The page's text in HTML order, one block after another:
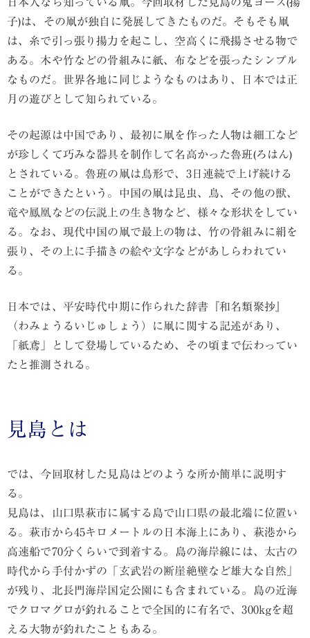
日本人なら知っている凧。今回取材した見島の鬼ヨーズ(揚
子)は、その凧が独自に発展してきたものだ。そもそも凧
は、糸で引っ張り揚力を起こし、空高くに飛揚させる物で
ある。木や竹などの骨組みに紙、布などを張ったシンプル
なものだ。世界各地に同じようなものはあり、日本では正
月の遊びとして知られている。
その起源は中国であり、最初に凧を作った人物は細工など
が珍しくて巧みな器具を制作して名高かった魯班(ろはん)
とされている。魯班の凧は鳥形で、3日連続で上げ続ける
ことができたという。中国の凧は昆虫、鳥、その他の獣、
竜や鳳凰などの伝説上の生き物など、様々な形状をしてい
る。なお、現代中国の凧で最上の物は、竹の骨組みに絹を
張り、その上に手描きの絵や文字などがあしらわれてい
る。
日本では、平安時代中期に作られた辞書『和名類聚抄』
（わみょうるいじゅしょう）に凧に関する記述があり、
「紙鳶」として登場しているため、その頃まで伝わってい
たと推測される。
見島とは
では、今回取材した見島はどのような所か簡単に説明す
る。
見島は、山口県萩市に属する島で山口県の最北端に位置い
る。萩市から45キロメートルの日本海上にあり、萩港から
高速船で70分くらいで到着する。島の海岸線には、太古の
時代から手付かずの「玄武岩の断崖絶壁など雄大な自然」
が残り、北長門海岸国定公園にも含まれている。島の近海
でクロマグロが釣れることで全国的に有名で、300kgを超
える大物が釣れたこともある。